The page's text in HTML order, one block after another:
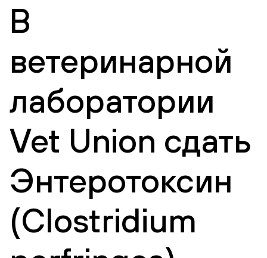
В
ветеринарной
лаборатории
Vet Union сдать
Энтеротоксин
(Clostridium